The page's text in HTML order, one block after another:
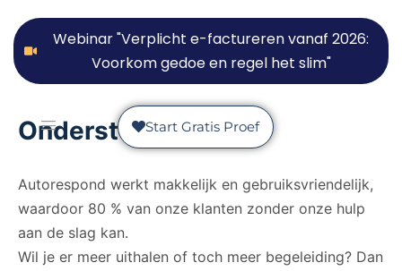
Webinar "Verplicht e-factureren vanaf 2026:
Voorkom gedoe en regel het slim"
Start Gratis Proef
Ondersteuning
Autorespond werkt makkelijk en gebruiksvriendelijk,
waardoor 80 % van onze klanten zonder onze hulp
aan de slag kan.
Wil je er meer uithalen of toch meer begeleiding? Dan